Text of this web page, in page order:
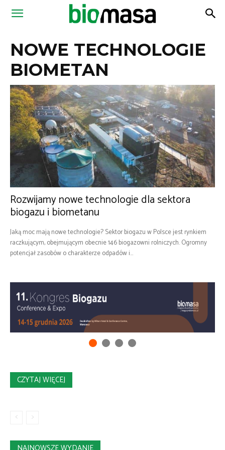
Magazyn
NOWE TECHNOLOGIE
BIOMETAN
Rozwijamy nowe technologie dla sektora
biogazu i biometanu
Jaką moc mają nowe technologie? Sektor biogazu w Polsce jest rynkiem
raczkującym, obejmującym obecnie 146 biogazowni rolniczych. Ogromny
potencjał zasobów o charakterze odpadów i...
CZYTAJ WIĘCEJ